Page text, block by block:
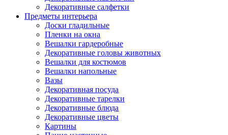
Декоративные салфетки
Предметы интерьера
Доски гладильные
Пленки на окна
Вешалки гардеробные
Декоративные головы животных
Вешалки для костюмов
Вешалки напольные
Вазы
Декоративная посуда
Декоративные тарелки
Декоративные блюда
Декоративные цветы
Картины